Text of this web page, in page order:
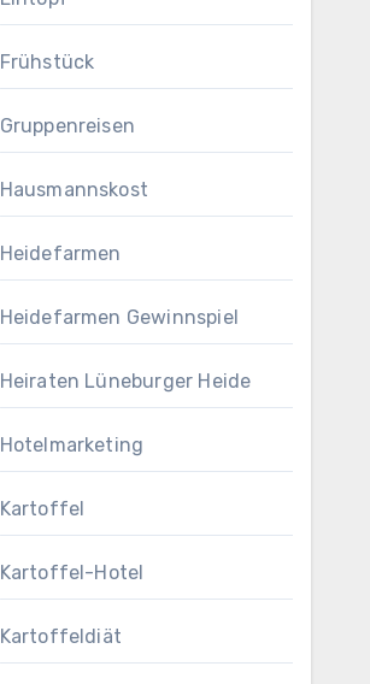
Frühstück
Gruppenreisen
Hausmannskost
Heidefarmen
Heidefarmen Gewinnspiel
Heiraten Lüneburger Heide
Hotelmarketing
Kartoffel
Kartoffel-Hotel
Kartoffeldiät